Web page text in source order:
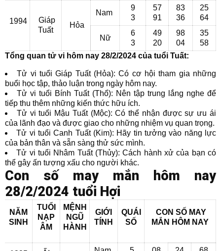
1994
Giáp
Tuất
Hỏa
Nam
9
3
57
91
83
36
25
64
Nữ
6
3
49
20
98
04
35
58
Tổng quan tử vi hôm nay 28/2/2024 của tuổi Tuất:
Tử vi tuổi Giáp Tuất (Hỏa): Có cơ hội tham gia những
buổi học tập, thảo luận trong ngày hôm nay.
Tử vi tuổi Bính Tuất (Thổ): Nên tập trung lắng nghe để
tiếp thu thêm những kiến thức hữu ích.
Tử vi tuổi Mậu Tuất (Mộc): Có thể nhận được sự ưu ái
của lãnh đạo và được giao cho những nhiệm vụ quan trọng.
Tử vi tuổi Canh Tuất (Kim): Hãy tin tưởng vào năng lực
của bản thân và sẵn sàng thử sức mình.
Tử vi tuổi Nhâm Tuất (Thủy): Cách hành xử của bạn có
thể gây ấn tượng xấu cho người khác.
Con số may mắn hôm nay
28/2/2024 tuổi Hợi
NĂM
SINH
TUỔI
NẠP
ÂM
MỆNH
NGŨ
HÀNH
GIỚI
TÍNH
QUÁI
SỐ
CON SỐ MAY
MẮN HÔM NAY